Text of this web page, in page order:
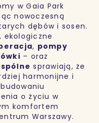
w Gaia Park
nowoczesną
dębów i sosen.
ekologiczne
, pompy
– oraz
sprawiają, że
harmonijne i
o życiu w
komfortem
Warszawy.